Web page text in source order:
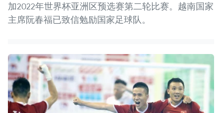
加2022年世界杯亚洲区预选赛第二轮比赛。越南国家
主席阮春福已致信勉励国家足球队。